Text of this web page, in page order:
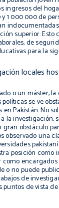
del
1 000 000 de
superior. Esto
de
para la
locales
o un máster,
se ve
Pakistán. No
la investigación,
obstáculo
observado una
posición como
o no puede
de
de vista